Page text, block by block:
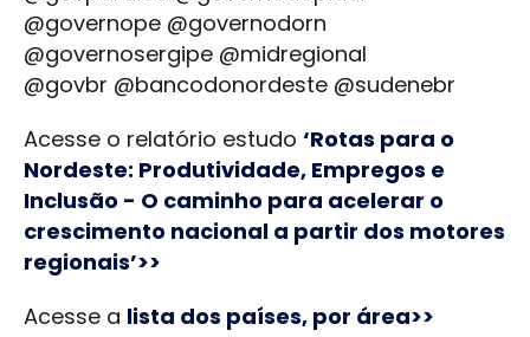
@governope @governodorn
@governosergipe @midregional
@govbr @bancodonordeste @sudenebr
Acesse o relatório estudo ‘Rotas para o
Nordeste: Produtividade, Empregos e
Inclusão - O caminho para acelerar o
crescimento nacional a partir dos motores
regionais’>>
Acesse a lista dos países, por área>>